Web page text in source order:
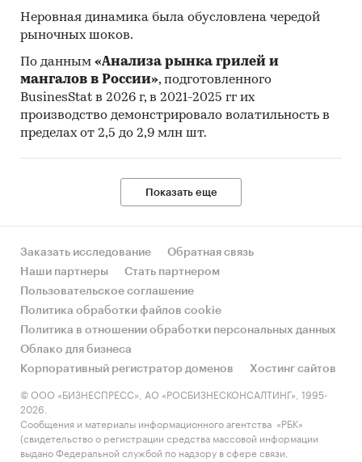
Неровная динамика была обусловлена чередой
рыночных шоков.
По данным «Анализа рынка грилей и
мангалов в России», подготовленного
BusinesStat в 2026 г, в 2021-2025 гг их
производство демонстрировало волатильность в
пределах от 2,5 до 2,9 млн шт.
Показать еще
Заказать исследование
Обратная связь
Наши партнеры
Стать партнером
Пользовательское соглашение
Политика обработки файлов cookie
Политика в отношении обработки персональных данных
Облако для бизнеса
Корпоративный регистратор доменов
Хостинг сайтов
© ООО «БИЗНЕСПРЕСС», АО «РОСБИЗНЕСКОНСАЛТИНГ», 1995-
2026.
Сообщения и материалы информационного агентства «РБК»
(свидетельство о регистрации средства массовой информации
выдано Федеральной службой по надзору в сфере связи,